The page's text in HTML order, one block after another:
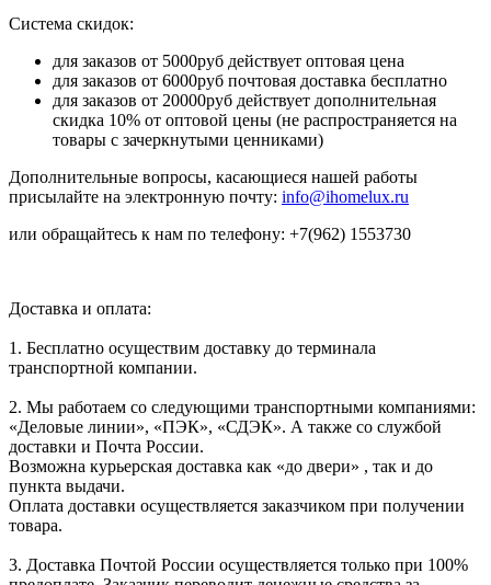
Система скидок:
для заказов от 5000руб действует оптовая цена
для заказов от 6000руб почтовая доставка бесплатно
для заказов от 20000руб действует дополнительная
скидка 10% от оптовой цены (не распространяется на
товары с зачеркнутыми ценниками)
Дополнительные вопросы, касающиеся нашей работы
присылайте на электронную почту: info@ihomelux.ru
или обращайтесь к нам по телефону: +7(962) 1553730
Доставка и оплата:
1. Бесплатно осуществим доставку до терминала
транспортной компании.
2. Мы работаем со следующими транспортными компаниями:
«Деловые линии», «ПЭК», «СДЭК». А также со службой
доставки и Почта России.
Возможна курьерская доставка как «до двери» , так и до
пункта выдачи.
Оплата доставки осуществляется заказчиком при получении
товара.
3. Доставка Почтой России осуществляется только при 100%